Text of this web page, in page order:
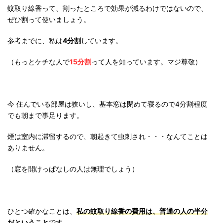
蚊取り線香って、割ったところで効果が減るわけではないので、
ぜひ割って使いましょう。
参考までに、私は4分割しています。
（もっとケチな人で15分割って人を知っています。マジ尊敬）
今 住んでいる部屋は狭いし、基本窓は閉めて寝るので4分割程度
でも朝まで事足ります。
煙は室内に滞留するので、朝起きて虫刺され・・・なんてことは
ありません。
（窓を開けっぱなしの人は無理でしょう）
ひとつ確かなことは、 私の蚊取り線香の費用は、普通の人の半分